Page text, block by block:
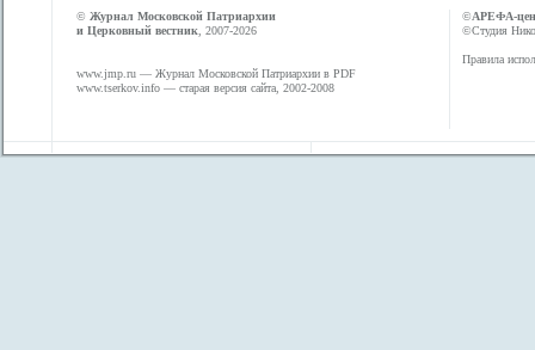
© Журнал Московской Патриархии
и Церковный вестник , 2007-2026
www.jmp.ru — Журнал Московской Патриархии в PDF
www.tserkov.info — старая версия сайта, 2002-2008
©АРЕФА-
©Студия
Правила